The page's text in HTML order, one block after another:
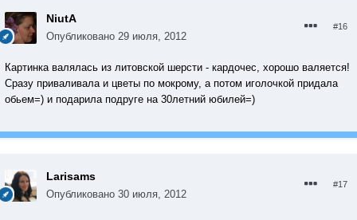
NiutA
Опубликовано 29 июля, 2012
#16
Картинка валялась из литовской шерсти - кардочес, хорошо валяется!
Сразу приваливала и цветы по мокрому, а потом иголочкой придала
обьем=) и подарила подруге на 30летний юбилей=)
Larisams
Опубликовано 30 июля, 2012
#17